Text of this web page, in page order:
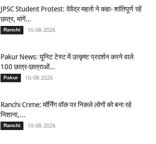
JPSC Student Protest: देवेंद्र महतो ने कहा- शांतिपूर्ण रहें
छात्र, मांगें...
Ranchi 10-08-2026
Pakur News: यूनिट टेस्ट में उत्कृष्ट प्रदर्शन करने वाले
100 छात्र-छात्राओं...
Pakur 10-08-2026
Ranchi Crime: मॉर्निंग वॉक पर निकले लोगों को बना रहे
निशाना,...
Ranchi 10-08-2026